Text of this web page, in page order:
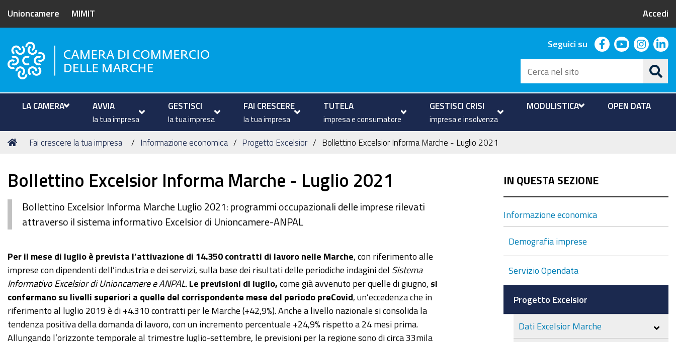
Unioncamere MIMIT Accedi
Camera di Commercio delle Marche
Seguici su facebookyoutube
Cerca
nel
sito
LA CAMERA AVVIA
la tua impresa
GESTISCI
la tua impresa
FAI CRESCERE
la tua impresa
TUTELA
impresa e consumatore
GESTISCI CRISI
impresa e insolvenza
MODULISTICA OPEN DATA
Tu
Home
Fai crescere la tua impresa Informazione economica Progetto Excelsior Bollettino Excelsior Informa Marche - Luglio 2021
Bollettino Excelsior Informa Marche - Luglio 2021
Bollettino Excelsior Informa Marche Luglio 2021: programmi occupazionali delle imprese rilevati
attraverso il sistema informativo Excelsior di Unioncamere-ANPAL
Per il mese di luglio è prevista l’attivazione di 14.350 contratti di lavoro nelle Marche , con riferimento alle
imprese con dipendenti dell’industria e dei servizi, sulla base dei risultati delle periodiche indagini del Sistema
Informativo Excelsior di Unioncamere e ANPAL
Le previsioni di luglio, come già avvenuto per quelle di giugno, si
confermano su livelli superiori a quelle del corrispondente mese del periodo preCovid , un’eccedenza che in
riferimento al luglio 2019 è di +4.310 contratti per le Marche (+42,9%). Anche a livello nazionale si consolida la
tendenza positiva della domanda di lavoro, con un incremento percentuale +24,9% rispetto a 24 mesi prima.
Allungando l’orizzonte temporale al trimestre luglio-settembre, le previsioni per la regione sono di circa 33mila
IN QUESTA SEZIONE
Informazione economica
Demografia imprese
Servizio Opendata
Progetto Excelsior
Dati Excelsior Marche